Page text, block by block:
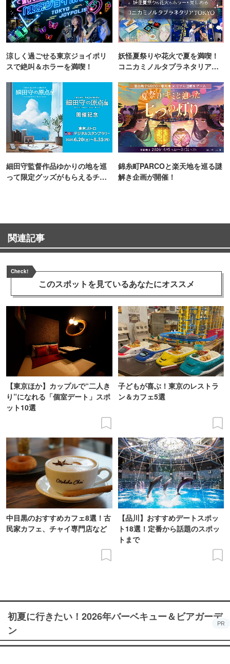
涼しく過ごせる東京ジョイポリ
スで絶叫＆ホラーを満喫！
妖怪夏祭りや花火で夏を満喫！
コニカミノルタプラネタリア
細田守監督作品ゆかりの地を巡
って限定グッズがもらえるチャ
錦糸町PARCOと楽天地を巡る謎
解き企画が開催！
関連記事
Check!
このスポットを見ているあなたにオススメ
【東京ほか】カップルで“二人き
り”になれる「個室デート」スポ
ット10選
子どもが喜ぶ！東京のレストラ
ン＆カフェ5選
中目黒のおすすめカフェ8選！古
民家カフェ、チャイ専門店など
【品川】おすすめデートスポッ
ト18選！定番から話題のスポッ
トまで
初夏に行きたい！2026年バーベキュー＆ビアガーデ
ン
PR